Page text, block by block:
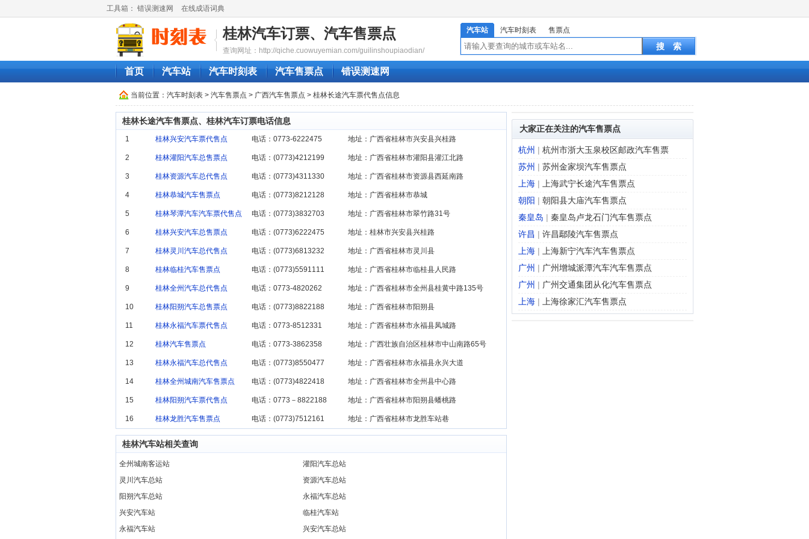
工具箱： 错误测速网 在线成语词典
桂林汽车订票、汽车售票点
查询网址：http://qiche.cuowuyemian.com/guilinshoupiaodian/
汽车站 汽车时刻表 售票点
首页 汽车站 汽车时刻表 汽车售票点 错误测速网
当前位置： 汽车时刻表 > 汽车售票点 > 广西汽车售票点 > 桂林长途汽车票代售点信息
桂林长途汽车售票点、桂林汽车订票电话信息
1 桂林兴安汽车票代售点 电话：0773-6222475 地址：广西省桂林市兴安县兴桂路
2 桂林灌阳汽车总售票点 电话：(0773)4212199 地址：广西省桂林市灌阳县灌江北路
3 桂林资源汽车总代售点 电话：(0773)4311330 地址：广西省桂林市资源县西延南路
4 桂林恭城汽车售票点 电话：(0773)8212128 地址：广西省桂林市恭城
5 桂林琴潭汽车汽车票代售点 电话：(0773)3832703 地址：广西省桂林市翠竹路31号
6 桂林兴安汽车总售票点 电话：(0773)6222475 地址：桂林市兴安县兴桂路
7 桂林灵川汽车总代售点 电话：(0773)6813232 地址：广西省桂林市灵川县
8 桂林临桂汽车售票点 电话：(0773)5591111 地址：广西省桂林市临桂县人民路
9 桂林全州汽车总代售点 电话：0773-4820262 地址：广西省桂林市全州县桂黄中路135号
10 桂林阳朔汽车总售票点 电话：(0773)8822188 地址：广西省桂林市阳朔县
11 桂林永福汽车票代售点 电话：0773-8512331 地址：广西省桂林市永福县凤城路
12 桂林汽车售票点 电话：0773-3862358‎ 地址：广西壮族自治区桂林市中山南路65号
13 桂林永福汽车总代售点 电话：(0773)8550477 地址：广西省桂林市永福县永兴大道
14 桂林全州城南汽车售票点 电话：(0773)4822418 地址：广西省桂林市全州县中心路
15 桂林阳朔汽车票代售点 电话：0773－8822188 地址：广西省桂林市阳朔县蟠桃路
16 桂林龙胜汽车售票点 电话：(0773)7512161 地址：广西省桂林市龙胜车站巷
桂林汽车站相关查询
全州城南客运站
灌阳汽车总站
灵川汽车总站
资源汽车总站
阳朔汽车总站
永福汽车总站
兴安汽车站
临桂汽车站
永福汽车站
兴安汽车总站
大家正在关注的汽车售票点
杭州 | 杭州市浙大玉泉校区邮政汽车售票
苏州 | 苏州金家坝汽车售票点
上海 |
上海武宁长途汽车售票点
朝阳 | 朝阳县大庙汽车售票点
秦皇岛 | 秦皇岛卢龙石门汽车售票点
许昌 | 许昌鄢陵汽车售票点
上海 |
上海新宁汽车汽车售票点
广州 | 广州增城派潭汽车汽车售票点
广州 | 广州交通集团从化汽车售票点
上海 | 上海徐家汇汽车售票点